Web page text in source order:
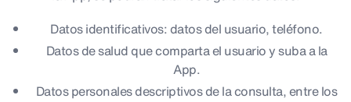
Datos identificativos: datos del usuario, teléfono.
Datos de salud que comparta el usuario y suba a la
App.
Datos personales descriptivos de la consulta, entre los